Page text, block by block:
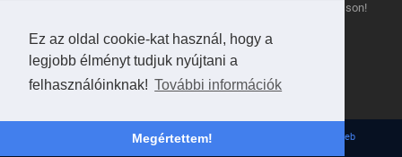
Ez az oldal cookie-kat használ, hogy a
legjobb élményt tudjuk nyújtani a
felhasználóinknak! További információk
Megértettem!
- Tetszik az oldal? Segíts, hogy fennmaradhasson!
Kapcsolat, médiaajánlat- Lépj velünk kapcsolatba!
Használd a tooltipünket- A saját oldaladon is!
© 2013 - 2026 Hearthstone Hungary v31.3.0. - Borovi Bence | Powered by JsWeb